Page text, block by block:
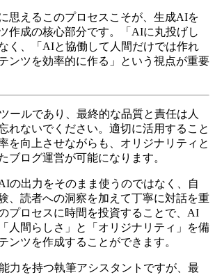
思えるこのプロセスこそが、生成AIを
作成の核心部分です。「AIに丸投げし
く、「AIと協働して人間だけでは作れ
ンツを効率的に作る」という視点が重要
ールであり、最終的な品質と責任は人
れないでください。適切に活用すること
を向上させながらも、オリジナリティと
ブログ運営が可能になります。
の出力をそのまま使うのではなく、自
、読者への洞察を加えて丁寧に対話を重
プロセスに時間を投資することで、AI
人間らしさ」と「オリジナリティ」を備
ンツを作成することができます。
力を持つ執筆アシスタントですが、最